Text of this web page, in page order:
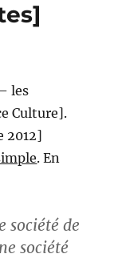
les
Culture].
2012]
. En
société de
société